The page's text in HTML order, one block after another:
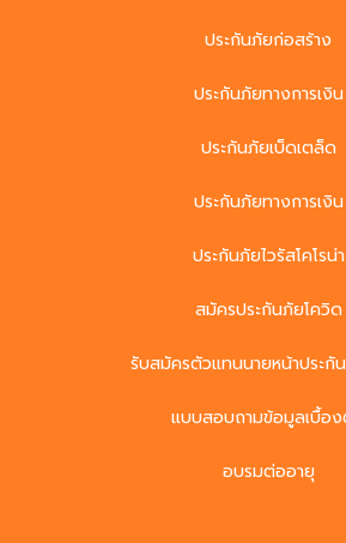
ประกันภัยก่อสร้าง
ประกันภัยทางการเงิน
ประกันภัยเบ็ดเตล็ด
ประกันภัยทางการเงิน
ประกันภัยไวรัสโคโรน่า
สมัครประกันภัยโควิด
รับสมัครตัวแทนนายหน้าประกั
แบบสอบถามข้อมูลเบื้อ
อบรมต่ออายุ